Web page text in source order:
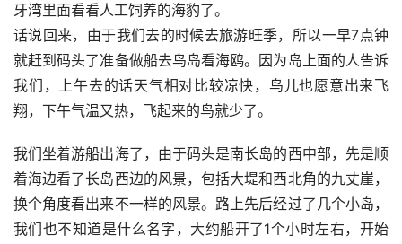
牙湾里面看看人工饲养的海豹了。
话说回来，由于我们去的时候去旅游旺季，所以一早7点钟
就赶到码头了准备做船去鸟岛看海鸥。因为岛上面的人告诉
我们，上午去的话天气相对比较凉快，鸟儿也愿意出来飞
翔，下午气温又热，飞起来的鸟就少了。
我们坐着游船出海了，由于码头是南长岛的西中部，先是顺
着海边看了长岛西边的风景，包括大堤和西北角的九丈崖，
换个角度看出来不一样的风景。路上先后经过了几个小岛，
我们也不知道是什么名字，大约船开了1个小时左右，开始